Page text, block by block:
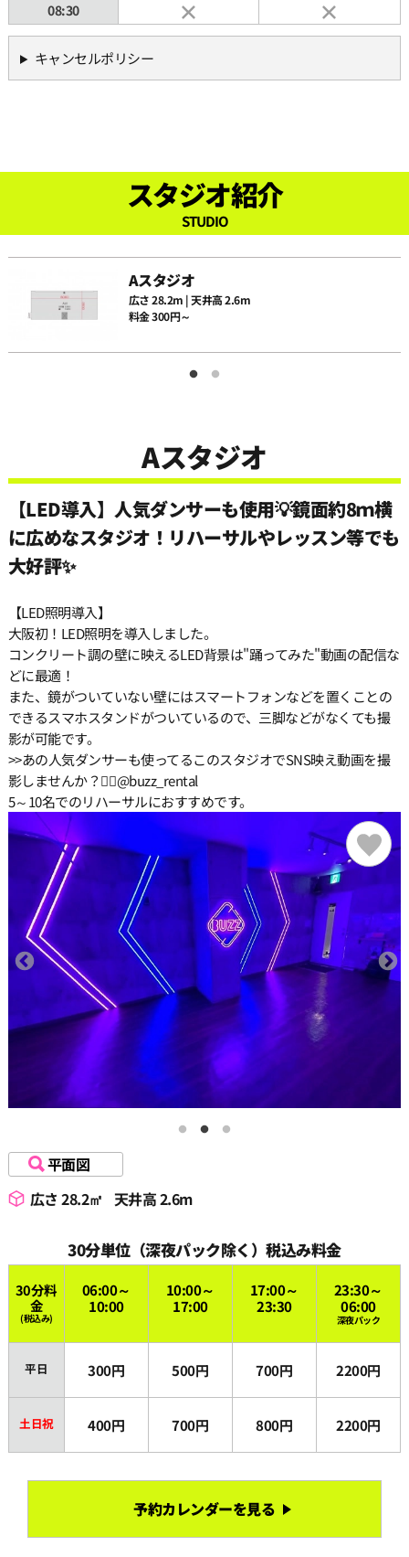
08:30
09:00
10:30
11:00
11:30
13:00
14:00
14:30
15:00
15:30
16:00
16:30
17:00
17:30
18:00
18:30
20:30
21:00
キャンセルポリシー
スタジオ紹介
STUDIO
Aスタジオ
広さ 28.2m | 天井高 2.6m
料金 300円～
Aスタジオ
【LED導入】人気ダンサーも使用💡鏡面約8ｍ横
に広めなスタジオ！リハーサルやレッスン等でも
大好評✨
【LED照明導入】
大阪初！LED照明を導入しました。
コンクリート調の壁に映えるLED背景は"踊ってみた"動画の配信な
どに最適！
また、鏡がついていない壁にはスマートフォンなどを置くことの
できるスマホスタンドがついているので、三脚などがなくても撮
影が可能です。
>>あの人気ダンサーも使ってるこのスタジオでSNS映え動画を撮
影しませんか？❤️‍🔥@buzz_rental
5～10名でのリハーサルにおすすめです。
平面図
広さ 28.2㎡ 天井高 2.6m
30分単位（深夜パック除く）税込み料金
30分料
金
(税込み)
06:00～
10:00
10:00～
17:00
17:00～
23:30
23:30～
06:00
深夜パック
平日 300円 500円 700円 2200円
土日祝 400円 700円 800円 2200円
予約カレンダーを見る